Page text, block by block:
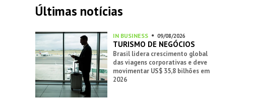
Últimas notícias
IN BUSINESS 09/08/2026
TURISMO DE NEGÓCIOS
Brasil lidera crescimento global
das viagens corporativas e deve
movimentar US$ 35,8 bilhões em
2026